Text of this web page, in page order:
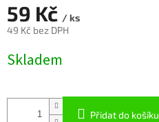
59 Kč / ks
49 Kč bez DPH
cena:
Skladem
Přidat do košíku